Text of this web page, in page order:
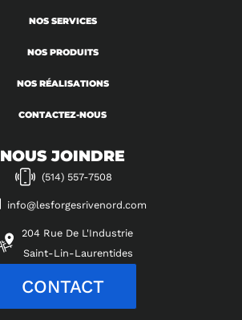
NOS SERVICES
NOS PRODUITS
NOS RÉALISATIONS
CONTACTEZ-NOUS
NOUS JOINDRE
(514) 557-7508
info@lesforgesrivenord.com
204 Rue De L'Industrie
Saint-Lin-Laurentides
CONTACT